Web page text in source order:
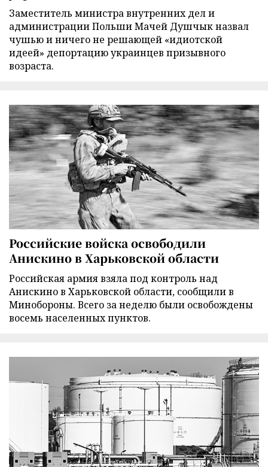
Заместитель министра внутренних дел и
администрации Польши Мачей Душчык назвал
чушью и ничего не решающей «идиотской
идеей» депортацию украинцев призывного
возраста.
Российские войска освободили
Анискино в Харьковской области
Российская армия взяла под контроль над
Анискино в Харьковской области, сообщили в
Минобороны. Всего за неделю были освобождены
восемь населенных пунктов.